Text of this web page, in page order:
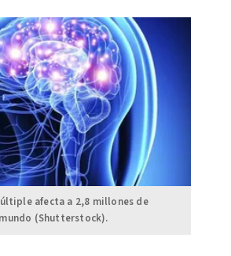
afecta a 2,8 millones de
(Shutterstock).